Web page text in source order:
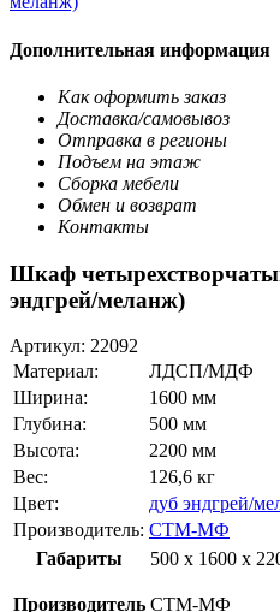
Дополнительная информация
Как оформить заказ
Доставка/самовывоз
Отправка в регионы
Подъем на этаж
Сборка мебели
Обмен и возврат
Контакты
Шкаф
эндгрей/меланж)
Артикул: 22092
Материал:
ЛДСП/МДФ
Ширина:
1600 мм
Глубина:
500 мм
Высота:
2200 мм
Вес:
126,6 кг
Цвет:
дуб эндгрей/
Производитель: СТМ-МФ
Габариты
500 x 1600 x
Производитель СТМ-МФ